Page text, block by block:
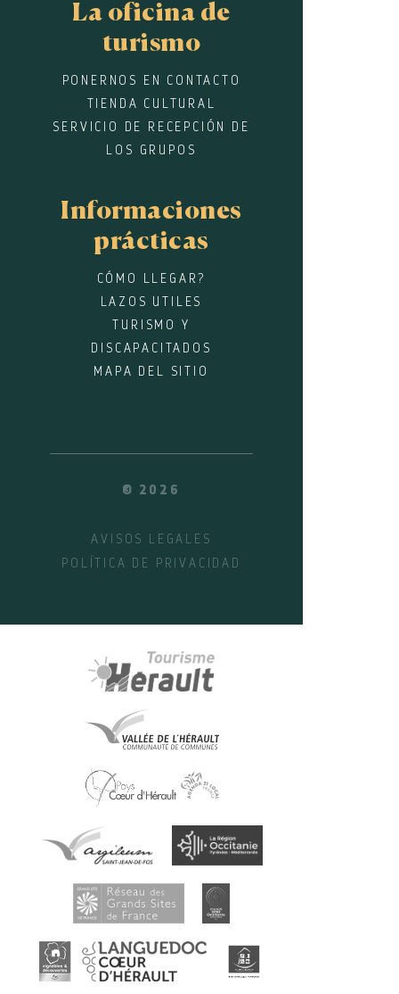
La oficina de
turismo
PONERNOS EN CONTACTO
TIENDA CULTURAL
SERVICIO DE RECEPCIÓN DE
LOS GRUPOS
Informaciones
prácticas
CÓMO LLEGAR?
LAZOS UTILES
TURISMO Y
DISCAPACITADOS
MAPA DEL SITIO
© 2026
AVISOS LEGALES
POLÍTICA DE PRIVACIDAD